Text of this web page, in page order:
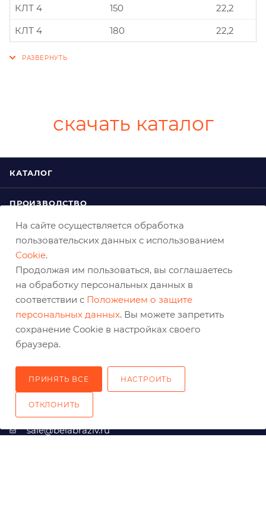
КЛТ 4
150
22,2
КЛТ 4
180 22,2
скачать каталог
КАТАЛОГ
ПРОИЗВОДСТВО
+7 (800) 333-03-32
sale@belabraziv.ru
На сайте осуществляется обработка
пользовательских данных с использованием
Cookie.
Продолжая им пользоваться, вы соглашаетесь
на обработку персональных данных в
соответствии с Положением о защите
персональных данных. Вы можете запретить
сохранение Cookie в настройках своего
браузера.
ПРИНЯТЬ ВСЕ НАСТРОИТЬ
ОТКЛОНИТЬ